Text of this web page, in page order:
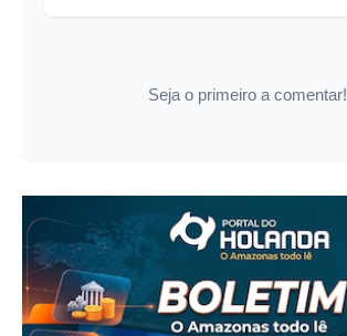
Seja o primeiro a comentar!